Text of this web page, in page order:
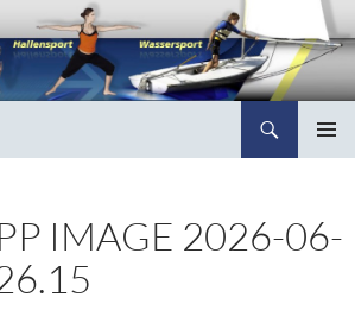
IMAGE 2026-06-